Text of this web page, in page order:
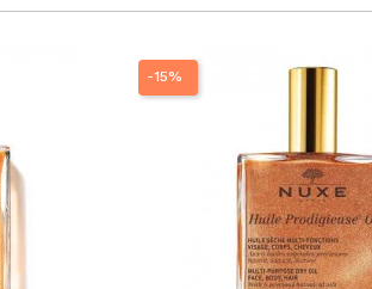
-15%